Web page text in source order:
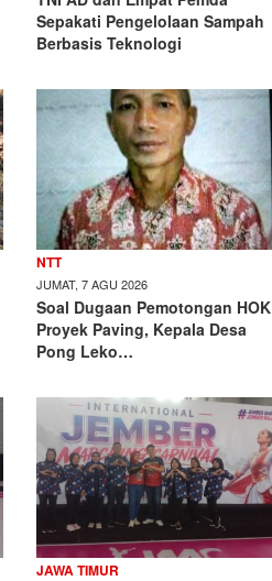
Sepakati Pengelolaan Sampah
Berbasis Teknologi
NTT
JUMAT, 7 AGU 2026
​Soal Dugaan Pemotongan HOK
Proyek Paving, Kepala Desa
Pong Leko…
JAWA TIMUR